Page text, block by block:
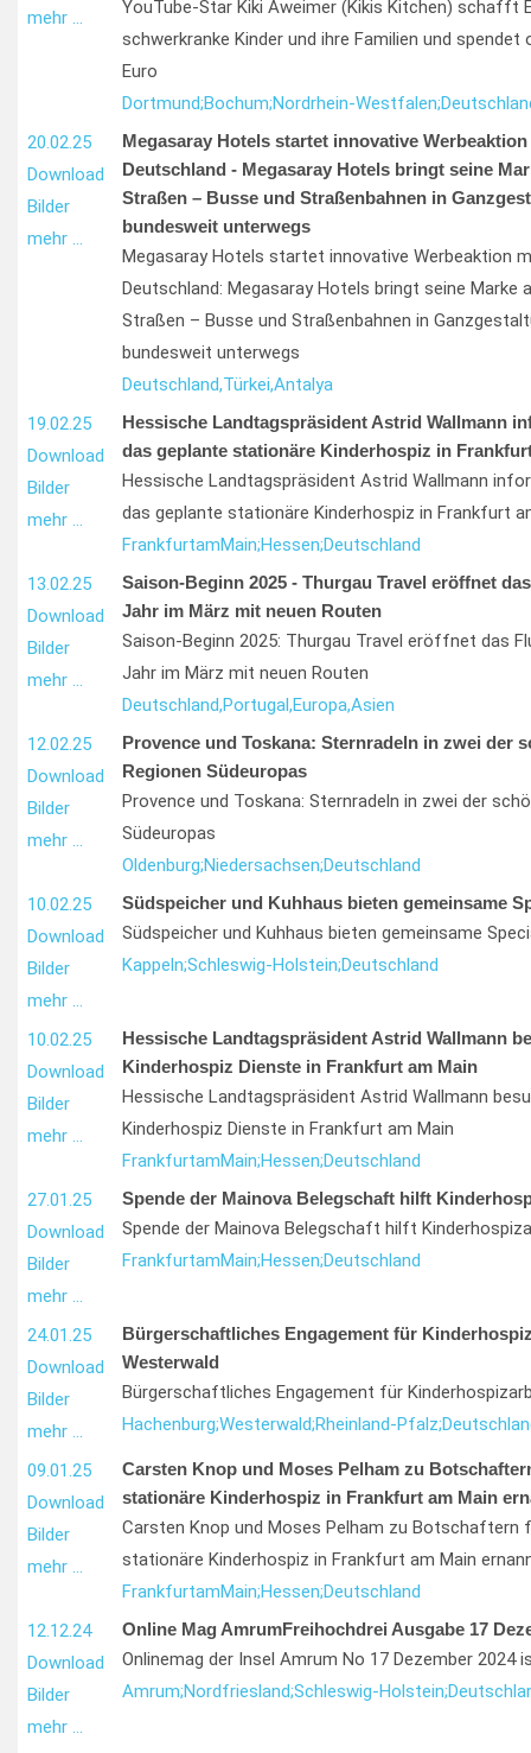
mehr …
YouTube-Star Kiki Aweimer (Kikis Kitchen) schafft
schwerkranke Kinder und ihre Familien und spendet
Euro
Dortmund;Bochum;Nordrhein-Westfalen;
20.02.25
Download
Bilder
mehr …
Megasaray Hotels startet innovative
Deutschland - Megasaray Hotels bringt seine
Straßen – Busse und Straßenbahnen in
bundesweit unterwegs
Megasaray Hotels startet innovative Werbeaktion
Deutschland: Megasaray Hotels bringt seine Marke
Straßen – Busse und Straßenbahnen in
bundesweit unterwegs
Deutschland,Türkei,Antalya
19.02.25
Download
Bilder
mehr …
Hessische Landtagspräsident Astrid Wallmann
das geplante stationäre Kinderhospiz in
Hessische Landtagspräsident Astrid Wallmann
das geplante stationäre Kinderhospiz in Frankfurt
FrankfurtamMain;Hessen;Deutschland
13.02.25
Download
Bilder
mehr …
Saison-Beginn 2025 - Thurgau Travel eröffnet
Jahr im März mit neuen Routen
Saison-Beginn 2025: Thurgau Travel eröffnet das
Jahr im März mit neuen Routen
Deutschland,Portugal,Europa,Asien
12.02.25
Download
Bilder
mehr …
Provence und Toskana: Sternradeln in zwei der
Regionen Südeuropas
Provence und Toskana: Sternradeln in zwei der
Südeuropas
Oldenburg;Niedersachsen;Deutschland
10.02.25
Download
Bilder
mehr …
Südspeicher und Kuhhaus bieten gemeinsame
Südspeicher und Kuhhaus bieten gemeinsame
Kappeln;Schleswig-Holstein;Deutschland
10.02.25
Download
Bilder
mehr …
Hessische Landtagspräsident Astrid Wallmann
Kinderhospiz Dienste in Frankfurt am Main
Hessische Landtagspräsident Astrid Wallmann
Kinderhospiz Dienste in Frankfurt am Main
FrankfurtamMain;Hessen;Deutschland
27.01.25
Download
Bilder
mehr …
Spende der Mainova Belegschaft hilft
Spende der Mainova Belegschaft hilft
FrankfurtamMain;Hessen;Deutschland
24.01.25
Download
Bilder
mehr …
Bürgerschaftliches Engagement für
Westerwald
Bürgerschaftliches Engagement für
Hachenburg;Westerwald;Rheinland-Pfalz;
09.01.25
Download
Bilder
mehr …
Carsten Knop und Moses Pelham zu
stationäre Kinderhospiz in Frankfurt am Main
Carsten Knop und Moses Pelham zu Botschaftern
stationäre Kinderhospiz in Frankfurt am Main
FrankfurtamMain;Hessen;Deutschland
12.12.24
Download
Bilder
mehr …
Online Mag AmrumFreihochdrei Ausgabe 17
Onlinemag der Insel Amrum No 17 Dezember 2024
Amrum;Nordfriesland;Schleswig-Holstein;